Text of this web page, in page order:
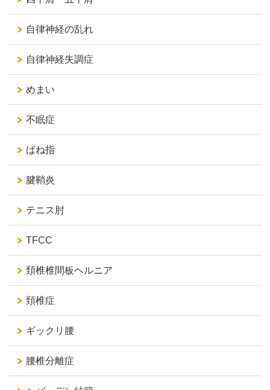
自律神経の乱れ
自律神経失調症
めまい
不眠症
ばね指
腱鞘炎
テニス肘
TFCC
頚椎椎間板ヘルニア
頚椎症
ギックリ腰
腰椎分離症